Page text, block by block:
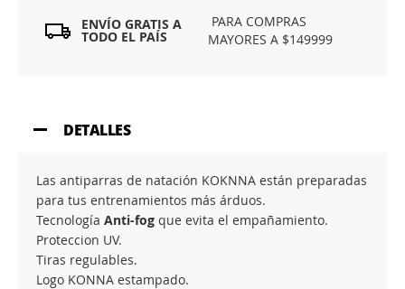
ENVÍO GRATIS A
TODO EL PAÍS
PARA COMPRAS
MAYORES A $149999
DETALLES
Las antiparras de natación KOKNNA están preparadas
para tus entrenamientos más árduos.
Tecnología Anti-fog que evita el empañamiento.
Proteccion UV.
Tiras regulables.
Logo KONNA estampado.